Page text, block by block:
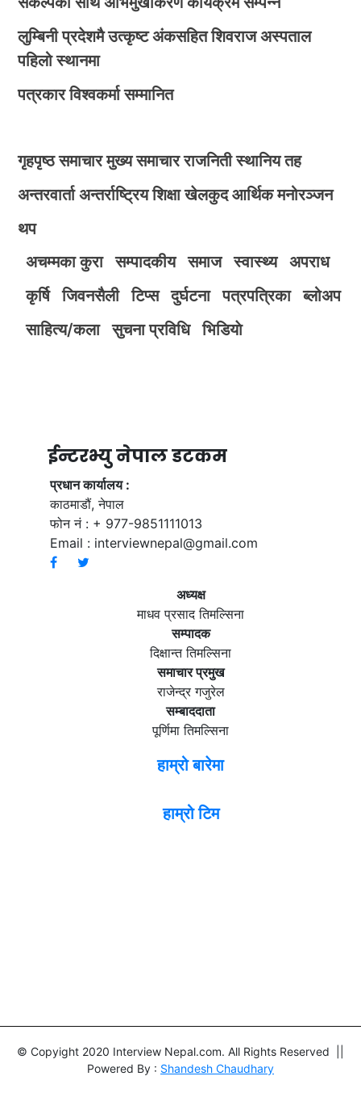
लुम्बिनी प्रदेशमै उत्कृष्ट अंकसहित शिवराज अस्पताल
पहिलो स्थानमा
पत्रकार विश्वकर्मा सम्मानित
गृहपृष्ठ समाचार मुख्य समाचार राजनिती स्थानिय तह
अन्तरवार्ता अन्तर्राष्ट्रिय शिक्षा खेलकुद आर्थिक मनोरञ्जन
थप
अचम्मका कुरा
सम्पादकीय समाज स्वास्थ्य
अपराध
कृर्षि
जिवनसैली टिप्स दुर्घटना पत्रपत्रिका
ब्लोअप
साहित्य/कला
सुचना प्रविधि भिडियाे
ईन्टरभ्यु नेपाल डटकम
प्रधान कार्यालय :
काठमाडौं, नेपाल
फोन नं : + 977-9851111013
Email : interviewnepal@gmail.com
अध्यक्ष
माधव प्रसाद तिमल्सिना
सम्पादक
दिक्षान्त तिमल्सिना
समाचार प्रमुख
राजेन्द्र गजुरेल
सम्बाददाता
पूर्णिमा तिमल्सिना
हाम्रो बारेमा
हाम्रो टिम
© Copyight 2020 Interview Nepal.com. All Rights Reserved ||
Powered By : Shandesh Chaudhary